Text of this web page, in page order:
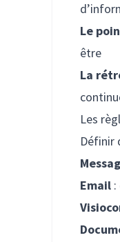
Le
être
La
Les
Définir
Email